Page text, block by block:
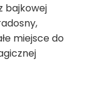
bajkowej
miejsce do